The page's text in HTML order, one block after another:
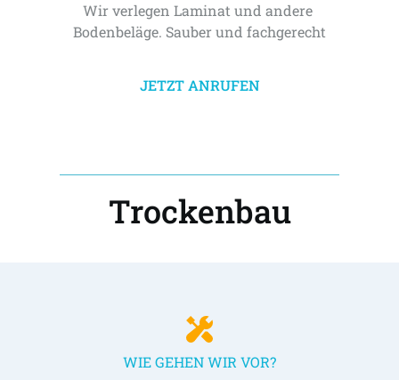
Wir verlegen Laminat und andere
Bodenbeläge. Sauber und fachgerecht
JETZT ANRUFEN
Trockenbau
WIE GEHEN WIR VOR?